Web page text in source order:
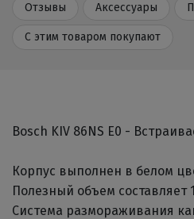
Отзывы Аксессуары
С этим товаром покупают
Bosch KIV 86NS E0 -
Корпус выполнен в белом
Полезный объем составляет
Система размораживания